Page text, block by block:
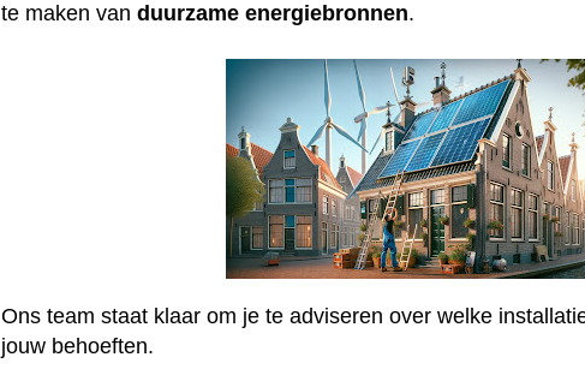
te maken vanduurzame energiebronnen.
Ons team staat klaar om je te adviseren over welke
jouw behoeften.